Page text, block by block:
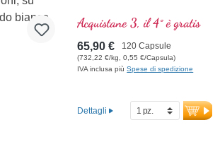
Acquistane 3, il 4° è gratis
65,90 € 120 Capsule
(732,22 €/kg, 0,55 €/Capsula)
IVA inclusa piùSpese di spedizione
Dettagli